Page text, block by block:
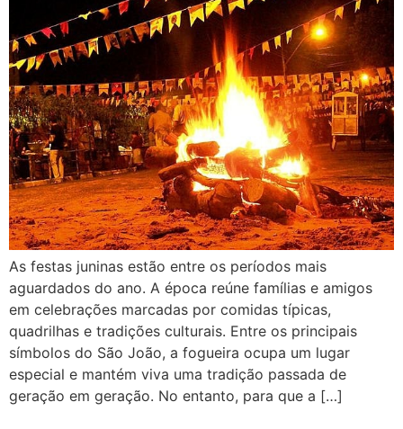
As festas juninas estão entre os períodos mais
aguardados do ano. A época reúne famílias e amigos
em celebrações marcadas por comidas típicas,
quadrilhas e tradições culturais. Entre os principais
símbolos do São João, a fogueira ocupa um lugar
especial e mantém viva uma tradição passada de
geração em geração. No entanto, para que a […]